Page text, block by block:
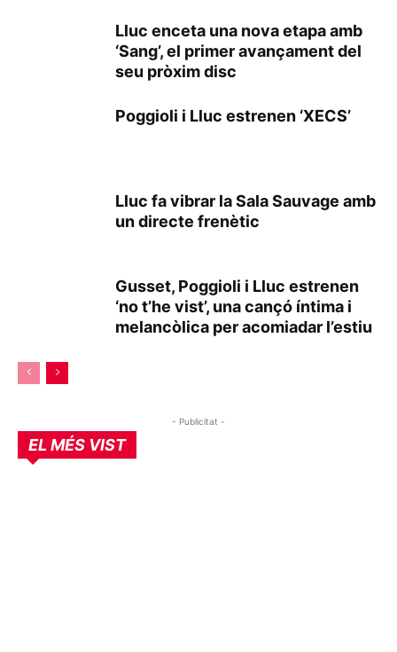
Lluc enceta una nova etapa amb
‘Sang’, el primer avançament del
seu pròxim disc
Poggioli i Lluc estrenen ‘XECS’
Lluc fa vibrar la Sala Sauvage amb
un directe frenètic
Gusset, Poggioli i Lluc estrenen
‘no t’he vist’, una cançó íntima i
melancòlica per acomiadar l’estiu
- Publicitat -
EL MÉS VIST